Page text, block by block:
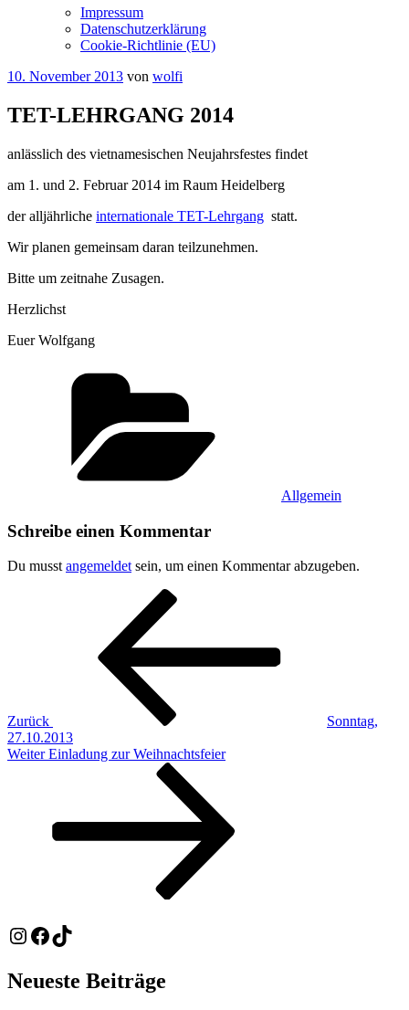
Impressum
Datenschutzerklärung
Cookie-Richtlinie (EU)
Veröffentlicht
10. November 2013 von wolfi
TET-LEHRGANG 2014
anlässlich des vietnamesischen Neujahrsfestes findet
am 1. und 2. Februar 2014 im Raum Heidelberg
der alljährliche internationale TET-Lehrgang statt.
Wir planen gemeinsam daran teilzunehmen.
Bitte um zeitnahe Zusagen.
Herzlichst
Euer Wolfgang
Allgemein
Schreibe einen Kommentar
Du musst angemeldet sein, um einen Kommentar abzugeben.
Beitragsnavigation
Zurück
Sonntag,
27.10.2013
Nächster
Weiter Einladung zur Weihnachtsfeier
Instagram
Facebook
TikTok
Neueste Beiträge